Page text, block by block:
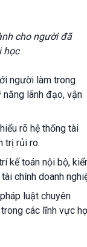
cho người đã
học
người làm trong
năng lãnh đạo, vận
rõ hệ thống tài
trị rủi ro.
kế toán nội bộ,
chính doanh
luật chuyên
các lĩnh vực